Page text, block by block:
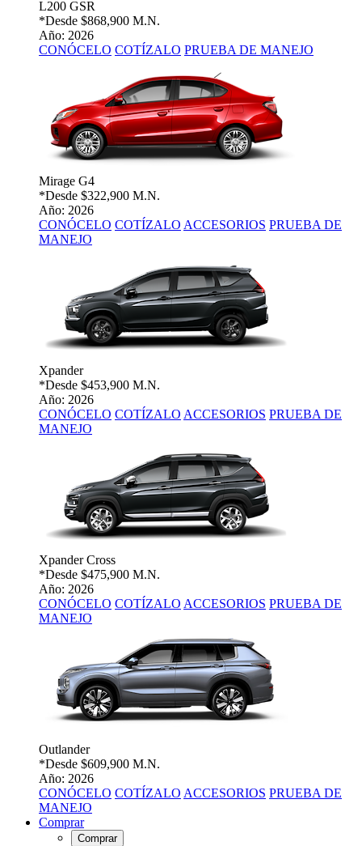
L200 GSR
*Desde $868,900 M.N.
Año: 2026
CONÓCELO COTÍZALO PRUEBA DE MANEJO
Mirage G4
*Desde $322,900 M.N.
Año: 2026
CONÓCELO COTÍZALO ACCESORIOS PRUEBA DE
MANEJO
Xpander
*Desde $453,900 M.N.
Año: 2026
CONÓCELO COTÍZALO ACCESORIOS PRUEBA DE
MANEJO
Xpander Cross
*Desde $475,900 M.N.
Año: 2026
CONÓCELO COTÍZALO ACCESORIOS PRUEBA DE
MANEJO
Outlander
*Desde $609,900 M.N.
Año: 2026
CONÓCELO COTÍZALO ACCESORIOS PRUEBA DE
MANEJO
Comprar
Comprar